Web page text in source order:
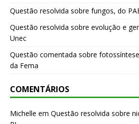
Questão resolvida sobre fungos, do
Questão resolvida sobre evolução e
Unec
Questão comentada sobre
da Fema
COMENTÁRIOS
Michelle em Questão resolvida sobre